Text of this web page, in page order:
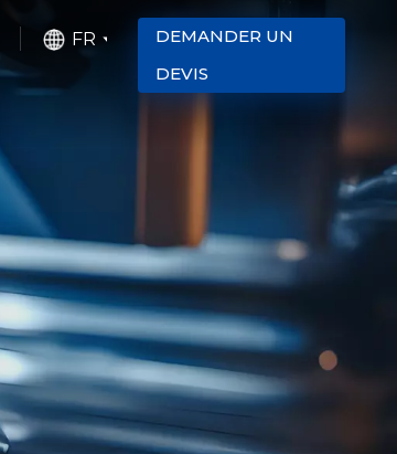
FR
DEMANDER UN
DEVIS